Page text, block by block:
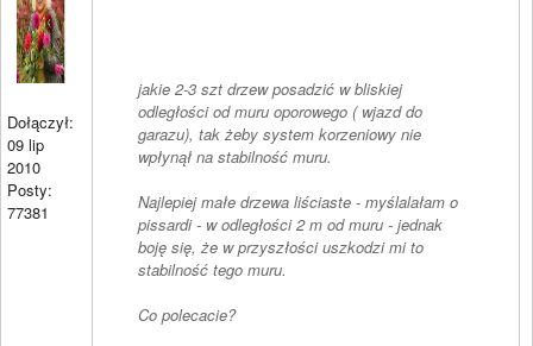
Dołączył:
09 lip
2010
Posty:
77381
jakie 2-3 szt drzew posadzić w bliskiej
odległości od muru oporowego ( wjazd do
garazu), tak żeby system korzeniowy nie
wpłynął na stabilność muru.
Najlepiej małe drzewa liściaste - myślalałam o
pissardi - w odległości 2 m od muru - jednak
boję się, że w przyszłości uszkodzi mi to
stabilność tego muru.
Co polecacie?